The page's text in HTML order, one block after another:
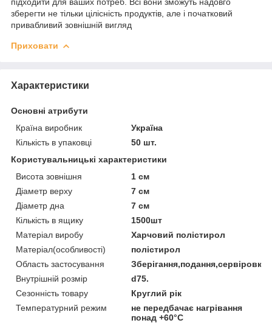
зберегти не тільки цілісність продуктів, але і початковий
привабливий зовнішній вигляд
Приховати
Характеристики
Основні атрибути
Країна виробник
Україна
Кількість в упаковці
50 шт.
Користувальницькі характеристики
Висота зовнішня
1 см
Діаметр верху
7 см
Діаметр дна
7 см
Кількість в ящику
1500шт
Матеріал виробу
Харчовий полістирол
Матеріал(особливості)
полістирол
Область застосування
Зберігання,подання,сервіровка
Внутрішній розмір
d75.
Сезонність товару
Круглий рік
Температурний режим
не передбачає нагрівання
понад +60°С